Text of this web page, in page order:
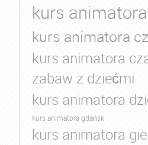
kurs animatora
kurs animatora
kurs animatora
zabaw z dziećmi
kurs animatora
kurs animatora gdańsk
kurs animatora